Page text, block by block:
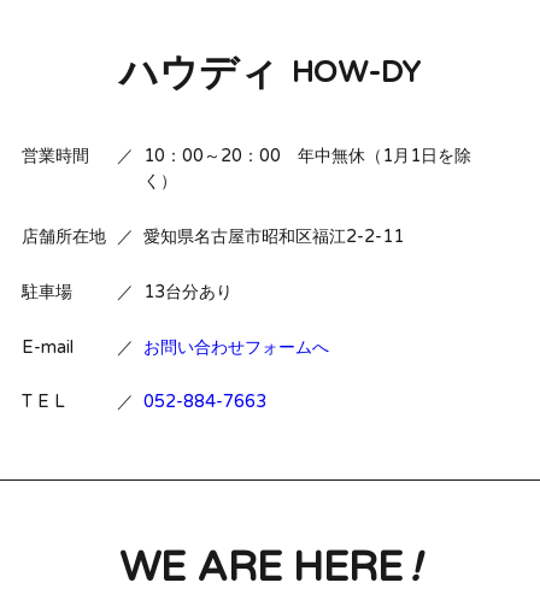
ハウディ HOW-DY
営業時間 ／
10：00～20：00 年中無休（1月1日を除
く）
店舗所在地 ／ 愛知県名古屋市昭和区福江2-2-11
駐車場 ／ 13台分あり
E-mail ／ お問い合わせフォームへ
T E L ／ 052-884-7663
WE ARE HERE!